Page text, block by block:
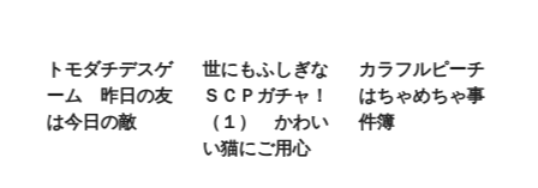
トモダチデスゲ
ーム 昨日の友
は今日の敵
世にもふしぎな
ＳＣＰガチャ！
（１） かわい
い猫にご用心
カラフルピーチ
はちゃめちゃ事
件簿